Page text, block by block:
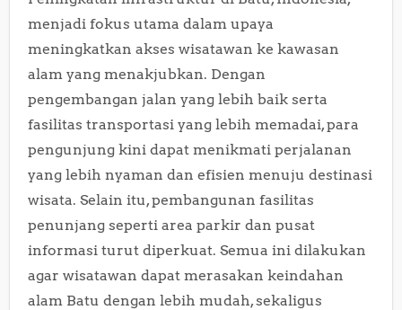
menjadi fokus utama dalam upaya
meningkatkan akses wisatawan ke kawasan
alam yang menakjubkan. Dengan
pengembangan jalan yang lebih baik serta
fasilitas transportasi yang lebih memadai, para
pengunjung kini dapat menikmati perjalanan
yang lebih nyaman dan efisien menuju destinasi
wisata. Selain itu, pembangunan fasilitas
penunjang seperti area parkir dan pusat
informasi turut diperkuat. Semua ini dilakukan
agar wisatawan dapat merasakan keindahan
alam Batu dengan lebih mudah, sekaligus